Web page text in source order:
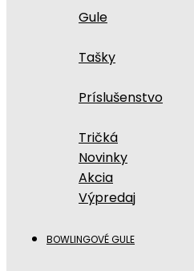
Gule
Tašky
Príslušenstvo
Tričká
Novinky
Akcia
Výpredaj
BOWLINGOVÉ GULE